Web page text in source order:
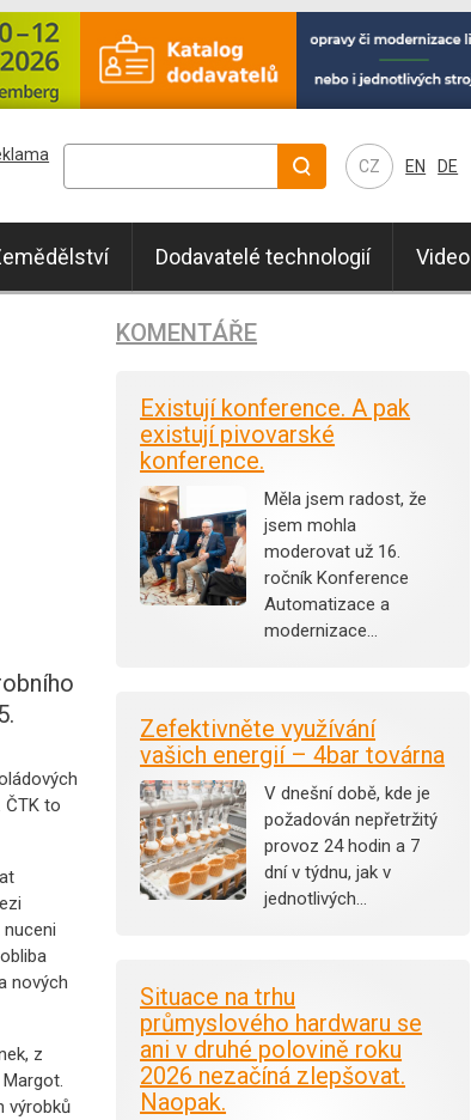
CZ EN DE
Dodavatelé technologií Video
ČTK to
nových
z
výrobků
KOMENTÁŘE
Existují konference. A pak
existují pivovarské
konference.
Měla jsem radost, že
jsem mohla
moderovat už 16.
ročník Konference
Automatizace a
modernizace…
Zefektivněte využívání
vašich energií – 4bar továrna
V dnešní době, kde je
požadován nepřetržitý
provoz 24 hodin a 7
dní v týdnu, jak v
jednotlivých…
Situace na trhu
průmyslového hardwaru se
ani v druhé polovině roku
2026 nezačíná zlepšovat.
Naopak.